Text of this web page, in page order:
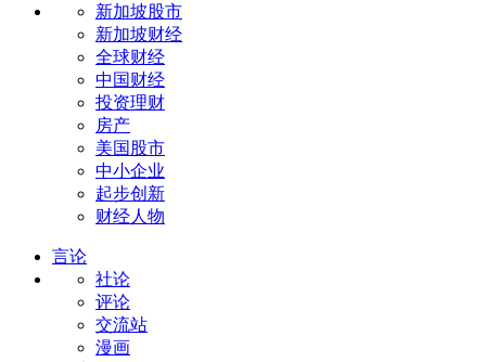
新加坡股市
新加坡财经
全球财经
中国财经
投资理财
房产
美国股市
中小企业
起步创新
财经人物
言论
社论
评论
交流站
漫画